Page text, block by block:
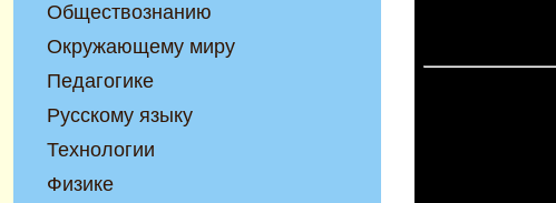
Обществознанию
Окружающему миру
Педагогике
Русскому языку
Технологии
Физике